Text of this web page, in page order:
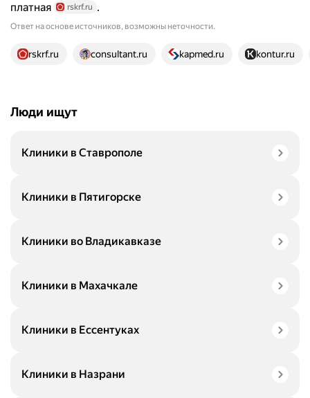
платная
rskrf.ru .
Ответ на основе источников, возможны неточности.
13 источников
rskrf.ru consultant.ru kapmed.ru kontur.ru
Люди ищут
Клиники в Ставрополе
Клиники в Пятигорске
Клиники во Владикавказе
Клиники в Махачкале
Клиники в Ессентуках
Клиники в Назрани